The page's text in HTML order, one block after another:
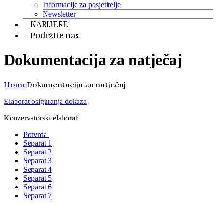
Informacije za posjetitelje
Newsletter
KARIJERE
Podržite nas
Dokumentacija za natječaj
HomeDokumentacija za natječaj
Elaborat osiguranja dokaza
Konzervatorski elaborat:
Potvrda
Separat 1
Separat 2
Separat 3
Separat 4
Separat 5
Separat 6
Separat 7